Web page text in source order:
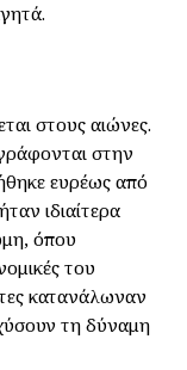
στους αιώνες.
στην
ευρέως από
ιδιαίτερα
όπου
του
κατανάλωναν
τη δύναμη